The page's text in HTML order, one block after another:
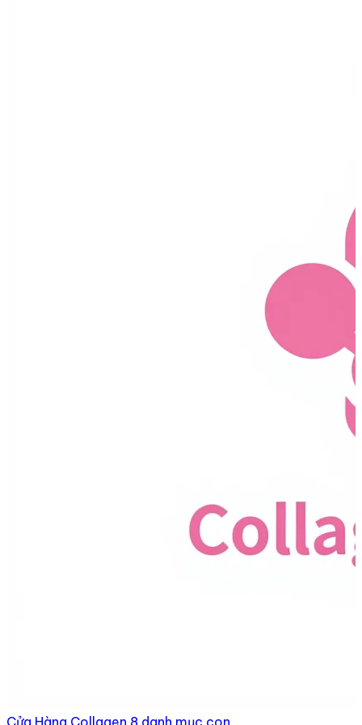
Cửa Hàng Collagen 8 danh mục con